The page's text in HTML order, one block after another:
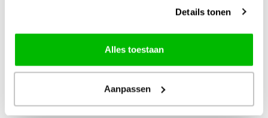
Details tonen
Alles toestaan
Aanpassen
0Reviews